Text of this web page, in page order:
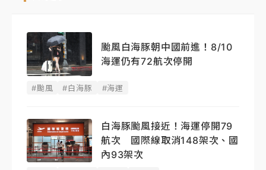
颱風白海豚朝中國前進！8/10
海運仍有72航次停開
#颱風 #白海豚 #海運
白海豚颱風接近！海運停開79
航次 國際線取消148架次、國
內93架次